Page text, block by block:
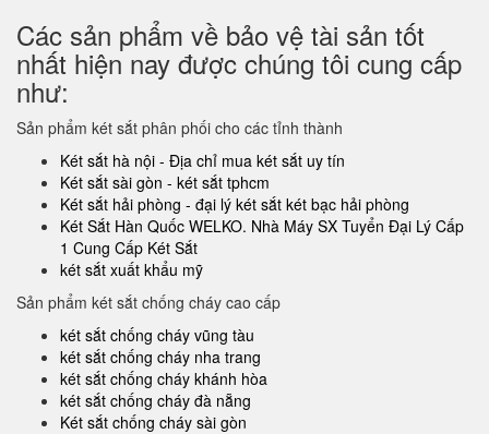
Các sản phẩm về bảo vệ tài sản tốt
nhất hiện nay được chúng tôi cung cấp
như:
Sản phẩm két sắt phân phối cho các tỉnh thành
Két sắt hà nội - Địa chỉ mua két sắt uy tín
Két sắt sài gòn - két sắt tphcm
Két sắt hải phòng - đại lý két sắt két bạc hải phòng
Két Sắt Hàn Quốc WELKO. Nhà Máy SX Tuyển Đại Lý Cấp
1 Cung Cấp Két Sắt
két sắt xuất khẩu mỹ
Sản phẩm két sắt chống cháy cao cấp
két sắt chống cháy vũng tàu
két sắt chống cháy nha trang
két sắt chống cháy khánh hòa
két sắt chống cháy đà nẵng
Két sắt chống cháy sài gòn